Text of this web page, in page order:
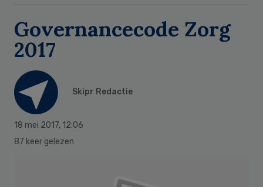
Governancecode Zorg
2017
Skipr Redactie
18 mei 2017, 12:06
87 keer gelezen